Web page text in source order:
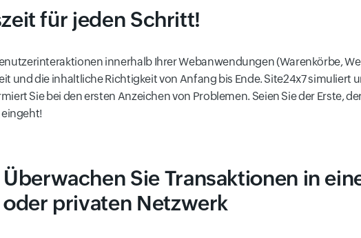
für jeden Schritt!
innerhalb Ihrer Webanwendungen (Warenkörbe,
und die inhaltliche Richtigkeit von Anfang bis Ende. Site24x7 simuliert
Sie bei den ersten Anzeichen von Problemen. Seien Sie der Erste,
Überwachen Sie Transaktionen in
oder privaten Netzwerk